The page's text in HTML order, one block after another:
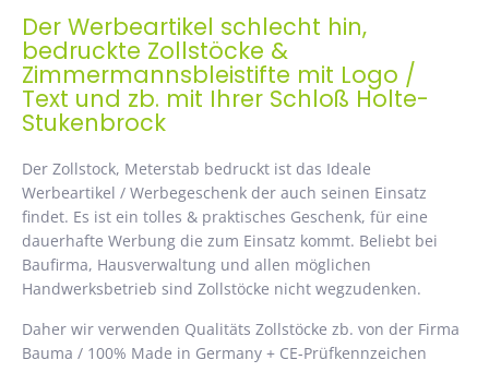
Der Werbeartikel schlecht hin,
bedruckte Zollstöcke &
Zimmermannsbleistifte mit Logo /
Text und zb. mit Ihrer Schloß Holte-
Stukenbrock
Der Zollstock, Meterstab bedruckt ist das Ideale
Werbeartikel / Werbegeschenk der auch seinen Einsatz
findet. Es ist ein tolles & praktisches Geschenk, für eine
dauerhafte Werbung die zum Einsatz kommt. Beliebt bei
Baufirma, Hausverwaltung und allen möglichen
Handwerksbetrieb sind Zollstöcke nicht wegzudenken.
Daher wir verwenden Qualitäts Zollstöcke zb. von der Firma
Bauma / 100% Made in Germany + CE-Prüfkennzeichen